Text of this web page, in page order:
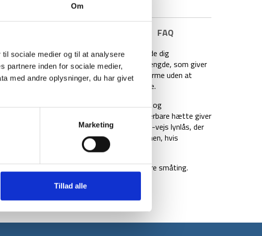
Om
sociale medier og til at analysere
partnere inden for sociale medier,
med andre oplysninger, du har givet
Marketing
Tillad alle
FAQ
polstreret jakke til damer, designet til at holde dig
vinterdage. Den har en praktisk medium-længde, som giver
og den lette fiberisolering sikrer effektiv varme uden at
ideel til både hverdagsbrug eller outdoorture.
20D nylon, som både er let, behageligt og
at holde dig tør i let regn og fugt. Den justerbare hætte giver
og vejr. Foran har jakken en fuldlængde 2-vejs lynlås, der
samtidig med at du kan regulere ventilationen, hvis
god opbevaring til telefon, pung eller andre småting.
Fås i grøn og sort.